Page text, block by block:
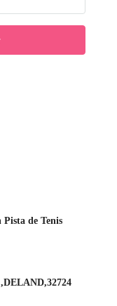
de Tenis